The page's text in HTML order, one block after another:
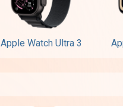
Apple Watch Ultra 3